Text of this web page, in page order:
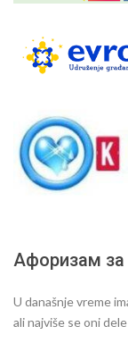
Афоризам за
U današnje vreme
ali najviše se oni